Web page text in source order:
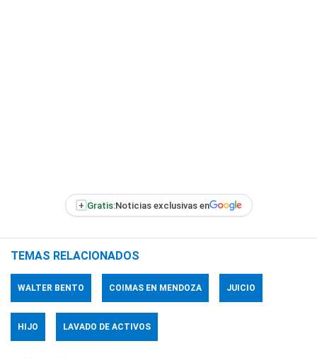
+ Gratis:Noticias exclusivas en
TEMAS RELACIONADOS
WALTER BENTO COIMAS EN MENDOZA JUICIO
HIJO LAVADO DE ACTIVOS